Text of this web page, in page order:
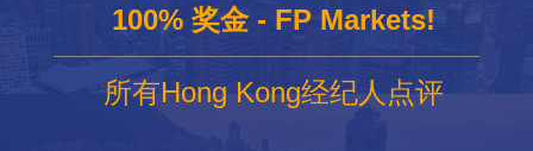
100% 奖金 - FP Markets!
所有Hong Kong经纪人点评